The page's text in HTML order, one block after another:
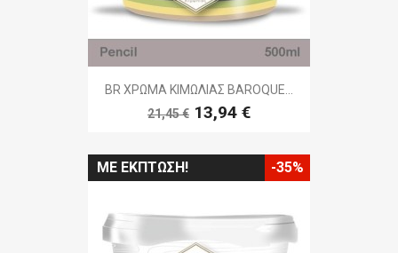
BR ΧΡΩΜΑ ΚΙΜΩΛΙΑΣ BAROQUE...
21,45 € 13,94 €
ΜΕ ΈΚΠΤΩΣΗ! -35%